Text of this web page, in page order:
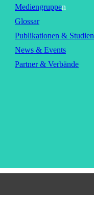
Mediengruppen
Glossar
Publikationen & Studien
News & Events
Partner & Verbände